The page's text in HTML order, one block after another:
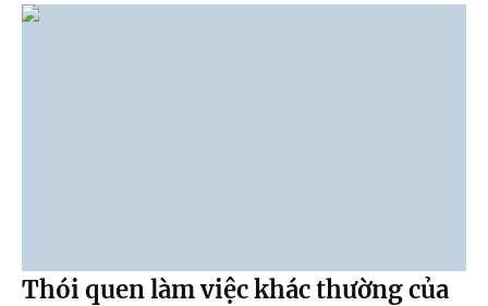
Thói quen làm việc khác thường của